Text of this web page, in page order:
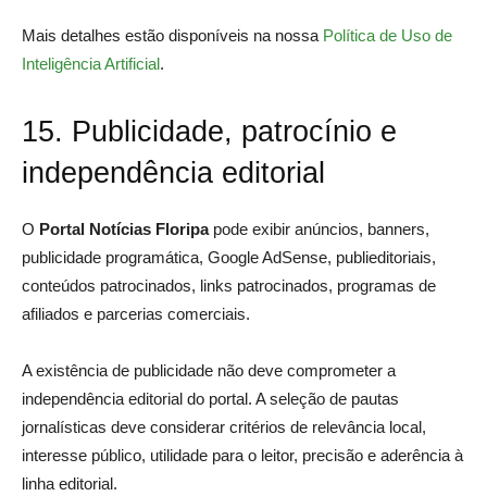
Mais detalhes estão disponíveis na nossa Política de Uso de
Inteligência Artificial.
15. Publicidade, patrocínio e
independência editorial
O Portal Notícias Floripapode exibir anúncios, banners,
publicidade programática, Google AdSense, publieditoriais,
conteúdos patrocinados, links patrocinados, programas de
afiliados e parcerias comerciais.
A existência de publicidade não deve comprometer a
independência editorial do portal. A seleção de pautas
jornalísticas deve considerar critérios de relevância local,
interesse público, utilidade para o leitor, precisão e aderência à
linha editorial.